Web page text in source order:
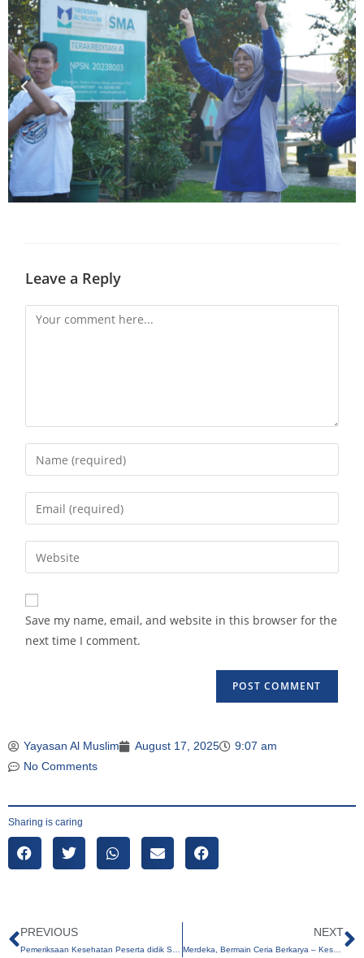
Leave a Reply
Save my name, email, and website in this browser for the
next time I comment.
Yayasan Al Muslim August 17, 2025
9:07 am
No Comments
Sharing is caring
PREVIOUS
Pemeriksaan Kesehatan Peserta didik SMP Al Muslim oleh Puskesmas
NEXT
Merdeka, Bermain Ceria Berkarya – Keseruan PG-TK Al Muslim Memperingati Hari Kemerdekaan Republik Indonesia